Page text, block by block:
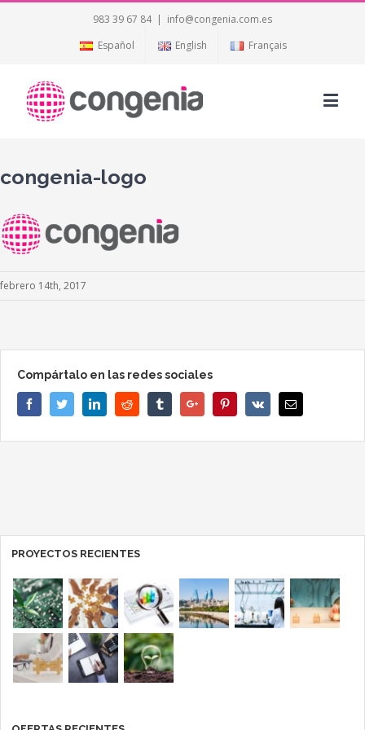
983 39 67 84 | info@congenia.com.es
Español
English Français
congenia-logo
febrero 14th, 2017
Compártalo en las redes sociales
FacebookTwitterLinkedinReddit TumblrGoogle+ PinterestVk Email
PROYECTOS RECIENTES